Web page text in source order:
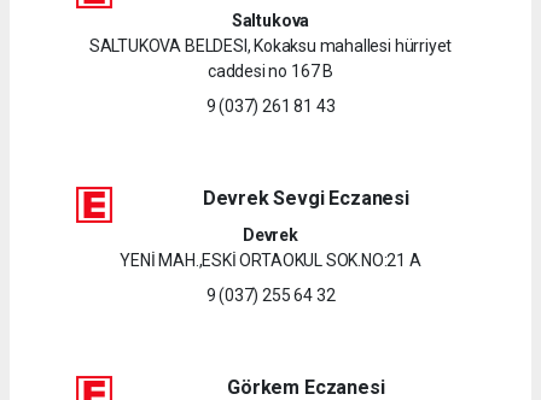
Saltukova
SALTUKOVA BELDESI, Kokaksu mahallesi hürriyet
caddesi no 167 B
9 (037) 261 81 43
Devrek Sevgi Eczanesi
Devrek
YENİ MAH.,ESKİ ORTAOKUL SOK.NO:21 A
9 (037) 255 64 32
Görkem Eczanesi